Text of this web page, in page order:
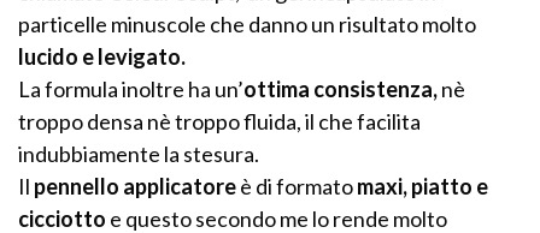
particelle minuscole che danno un risultato molto
lucido e levigato.
La formula inoltre ha un’ottima consistenza,nè
troppo densa nè troppo fluida, il che facilita
indubbiamente la stesura.
Il pennello applicatoreè di formatomaxi, piatto e
cicciotto e questo secondo me lo rende molto